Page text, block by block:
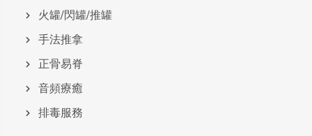
火罐/閃罐/推罐
手法推拿
正骨易脊
⾳頻療癒
排毒服務